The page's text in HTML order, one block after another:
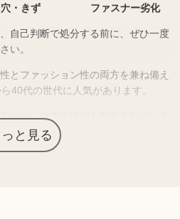
穴・きず ファスナー劣化
自己判断で処分する前に、ぜひ一度
い。
とファッション性の両方を兼ね備え
40代の世代に人気があります。
から、中古市場でも取引されていま
っと見る